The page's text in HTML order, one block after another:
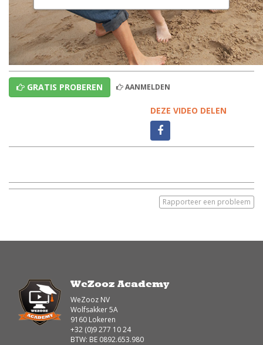
GRATIS PROBEREN AANMELDEN
DEZE VIDEO DELEN
Rapporteer een probleem
WeZooz Academy
WeZooz NV
Wolfsakker 5A
9160 Lokeren
+32 (0)9 277 10 24
BTW: BE 0892.653.980